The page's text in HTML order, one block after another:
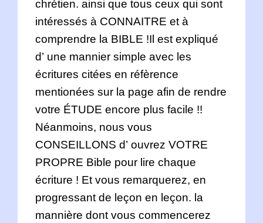
chrétien. ainsi que tous ceux qui sont
intéressés à CONNAITRE et à
comprendre la BIBLE !Il est expliqué
d’ une mannier simple avec les
écritures citées en réfèrence
mentionées sur la page afin de rendre
votre ÉTUDE encore plus facile !!
Néanmoins, nous vous
CONSEILLONS d’ ouvrez VOTRE
PROPRE Bible pour lire chaque
écriture ! Et vous remarquerez, en
progressant de leçon en leçon. la
mannière dont vous commencerez